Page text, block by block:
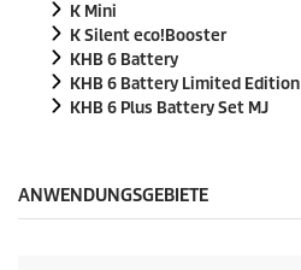
K Mini
K Silenteco!Booster
KHB 6 Battery
KHB 6 Battery Limited Edition
KHB 6 Plus Battery Set MJ
ANWENDUNGSGEBIETE